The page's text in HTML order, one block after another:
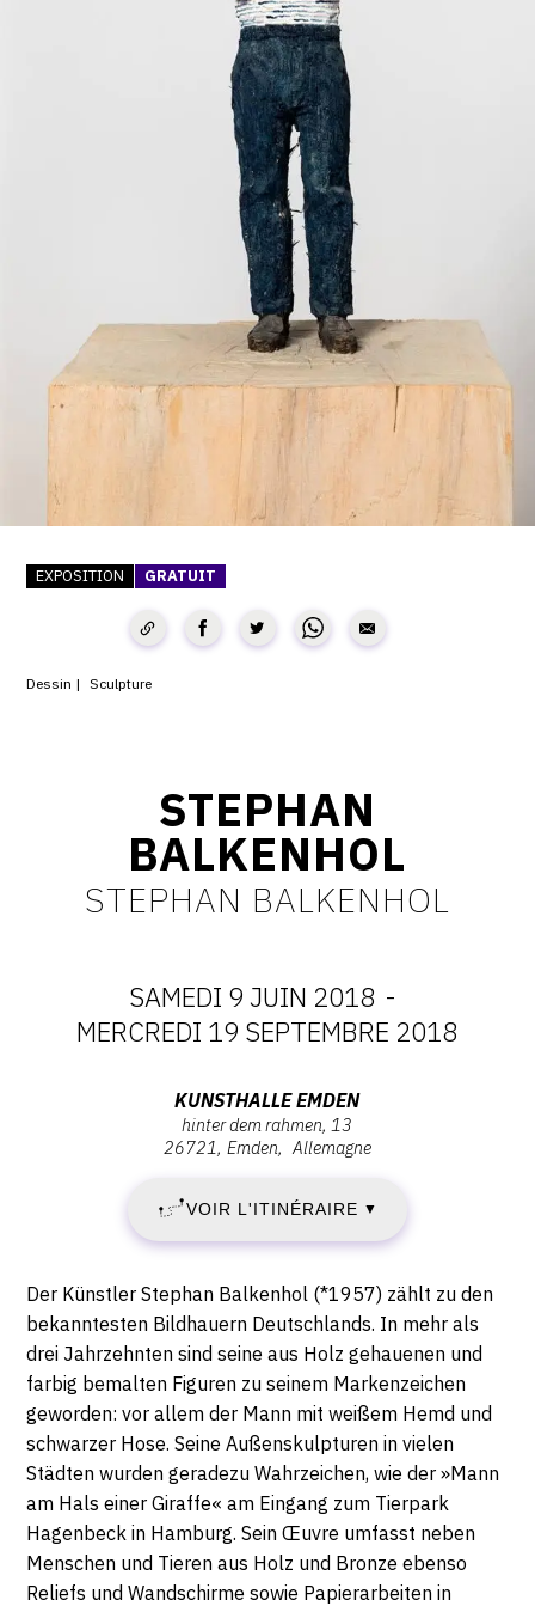
SERVICES
CRÉER SON CATALOGUE RAISONNÉ
ABONNEMENTS DÉDIÉS AUX GALERISTES
CRÉER SON SITE ARTISTE
CRÉER SON CATALOGUE D'EXPO
PUBLIER SES EXPOSITIONS
DEVENIR CONTRIBUTEUR
À PROPOS
À PROPOS D'OAM
CONTACT
CGU
INSTAGRAM
FACEBOOK
TWITTER
EXPOSITION GRATUIT
Dessin Sculpture
STEPHAN
BALKENHOL
STEPHAN BALKENHOL
DATES
:
SAMEDI
9
JUIN
2018
-
MERCREDI
19
SEPTEMBRE
2018
SAMEDI 9 JUIN 2018 -
MERCREDI 19 SEPTEMBRE 2018
Rahmen,
13,
26721
Emden
KUNSTHALLE EMDEN
hinter dem rahmen, 13
26721 Emden Allemagne
VOIR L'ITINÉRAIRE ▼
Description,
horaires...
Der Künstler Stephan Balkenhol (*1957) zählt zu den
bekanntesten Bildhauern Deutschlands. In mehr als
drei Jahrzehnten sind seine aus Holz gehauenen und
farbig bemalten Figuren zu seinem Markenzeichen
geworden: vor allem der Mann mit weißem Hemd und
schwarzer Hose. Seine Außenskulpturen in vielen
Städten wurden geradezu Wahrzeichen, wie der »Mann
am Hals einer Giraffe« am Eingang zum Tierpark
Hagenbeck in Hamburg. Sein Œuvre umfasst neben
Menschen und Tieren aus Holz und Bronze ebenso
Reliefs und Wandschirme sowie Papierarbeiten in